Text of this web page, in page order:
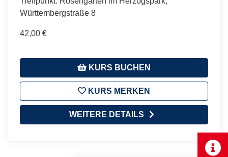
Württembergstraße 8
42,00 €
KURS BUCHEN
KURS MERKEN
WEITERE DETAILS